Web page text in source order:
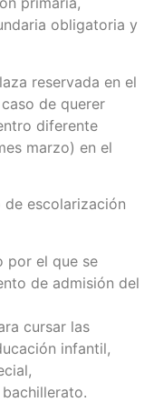
obligatoria y
reservada en el
de querer
diferente
marzo) en el
escolarización
por el que se
de admisión del
cursar las
infantil,